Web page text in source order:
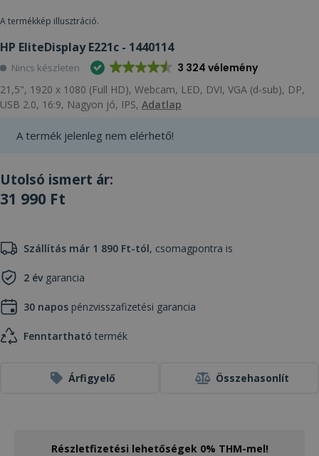
A termékkép illusztráció.
HP EliteDisplay E221c - 1440114
Nincs készleten 3 324 vélemény
21,5", 1920 x 1080 (Full HD), Webcam, LED, DVI, VGA (d-sub), DP,
USB 2.0, 16:9, Nagyon jó, IPS, Adatlap
A termék jelenleg nem elérhető!
Utolsó ismert ár:
31 990 Ft
Szállítás már 1 890 Ft-tól, csomagpontra is
2 évgarancia
30 napos pénzvisszafizetési garancia
Fenntartható termék
Árfigyelő Összehasonlít
Részletfizetési lehetőségek 0% THM-mel!